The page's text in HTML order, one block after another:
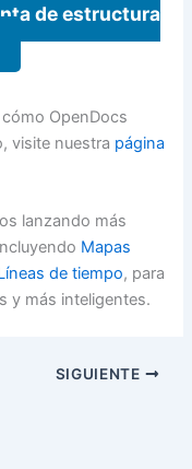
de estructura
OpenDocs
visite nuestra página
lanzando más
Mapas
de tiempo, para
y más inteligentes.
SIGUIENTE